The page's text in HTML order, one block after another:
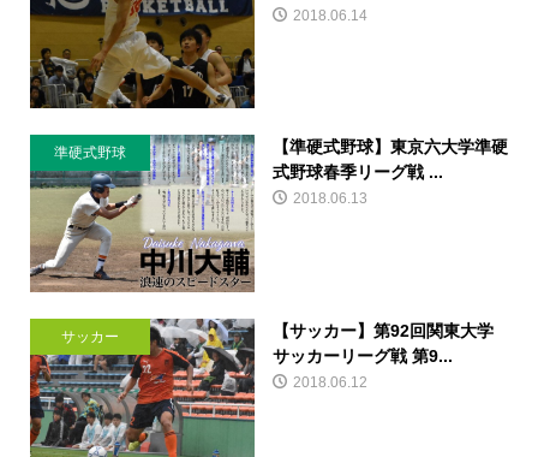
2018.06.14
準硬式野球
【準硬式野球】東京六大学準硬
式野球春季リーグ戦 ...
2018.06.13
サッカー
【サッカー】第92回関東大学
サッカーリーグ戦 第9...
2018.06.12